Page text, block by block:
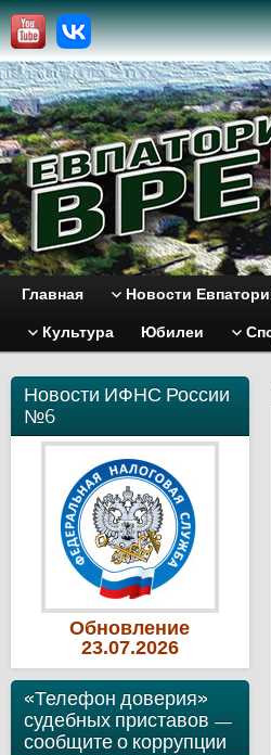
Главная Новости
Культура Юбилеи
Новости ИФНС России
№6
Обновление
23.07.2026
«Телефон доверия»
судебных приставов —
сообщите о коррупции